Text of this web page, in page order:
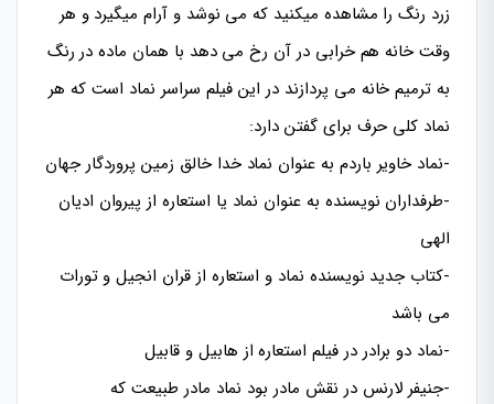
زرد رنگ را مشاهده میکنید که می نوشد و آرام میگیرد و هر
وقت خانه هم خرابی در آن رخ می دهد با همان ماده در رنگ
به ترمیم خانه می پردازند در این فیلم سراسر نماد است که هر
نماد کلی حرف برای گفتن دارد:
-نماد خاویر باردم به عنوان نماد خدا خالق زمین پروردگار جهان
-طرفداران نویسنده به عنوان نماد یا استعاره از پیروان ادیان
الهی
-کتاب جدید نویسنده نماد و استعاره از قران انجیل و تورات
می باشد
-نماد دو برادر در فیلم استعاره از هابیل و قابیل
-جنیفر لارنس در نقش مادر بود نماد مادر طبیعت که